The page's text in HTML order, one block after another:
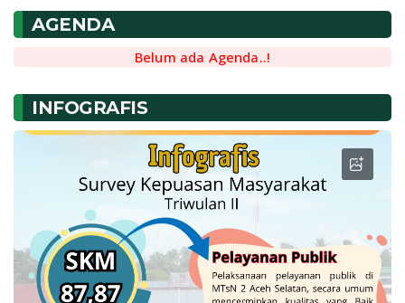
AGENDA
Belum ada Agenda..!
INFOGRAFIS